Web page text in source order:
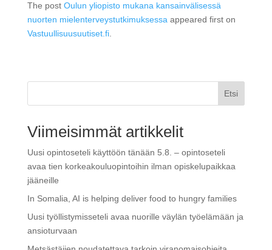
The post Oulun yliopisto mukana kansainvälisessä
nuorten mielenterveystutkimuksessaappeared first on
Vastuullisuusuutiset.fi.
Etsi
Viimeisimmät artikkelit
Uusi opintoseteli käyttöön tänään 5.8. – opintoseteli
avaa tien korkeakouluopintoihin ilman opiskelupaikkaa
jääneille
In Somalia, AI is helping deliver food to hungry families
Uusi työllistymisseteli avaa nuorille väylän työelämään ja
ansioturvaan